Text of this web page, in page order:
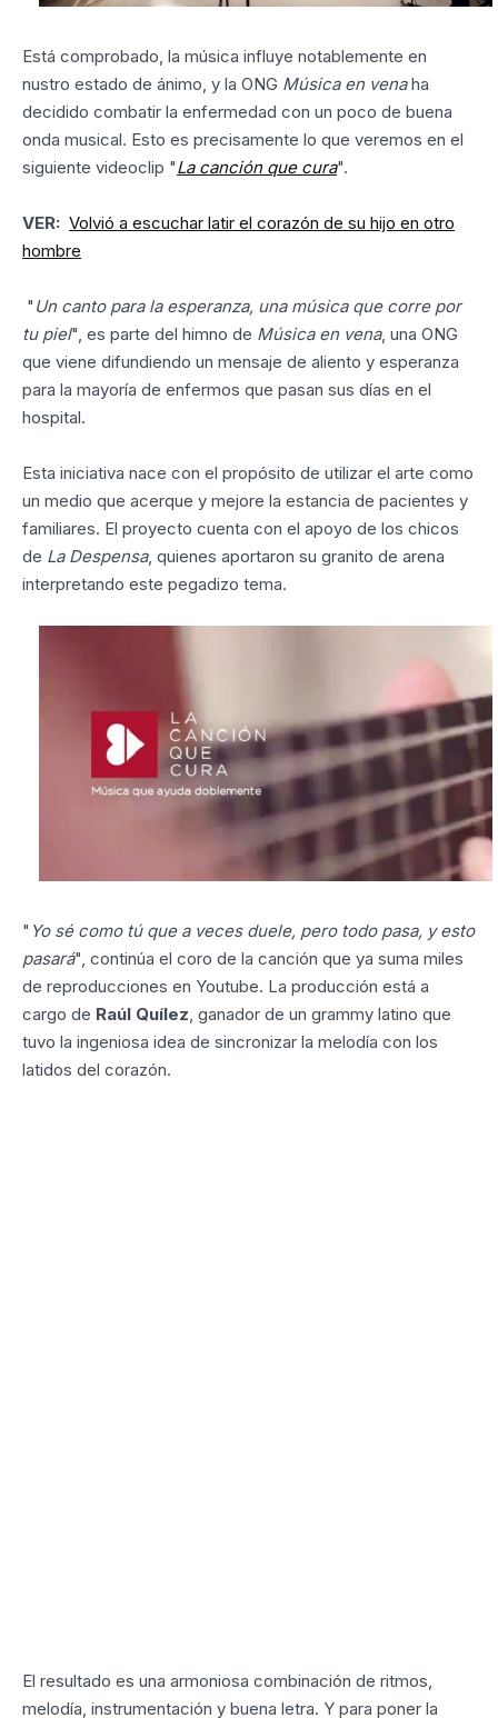
Está comprobado, la música influye notablemente en
nustro estado de ánimo, y la ONG Música en venaha
decidido combatir la enfermedad con un poco de buena
onda musical. Esto es precisamente lo que veremos en el
siguiente videoclip "La canción que cura".
VER: Volvió a escuchar latir el corazón de su hijo en otro
hombre
" Un canto para la esperanza, una música que corre por
tu piel", es parte del himno de Música en vena, una ONG
que viene difundiendo un mensaje de aliento y esperanza
para la mayoría de enfermos que pasan sus días en el
hospital.
Esta iniciativa nace con el propósito de utilizar el arte como
un medio que acerque y mejore la estancia de pacientes y
familiares. El proyecto cuenta con el apoyo de los chicos
de La Despensa, quienes aportaron su granito de arena
interpretando este pegadizo tema.
" Yo sé como tú que a veces duele, pero todo pasa, y esto
pasará", continúa el coro de la canción que ya suma miles
de reproducciones en Youtube. La producción está a
cargo de Raúl Quílez, ganador de un grammy latino que
tuvo la ingeniosa idea de sincronizar la melodía con los
latidos del corazón.
El resultado es una armoniosa combinación de ritmos,
melodía, instrumentación y buena letra. Y para poner la